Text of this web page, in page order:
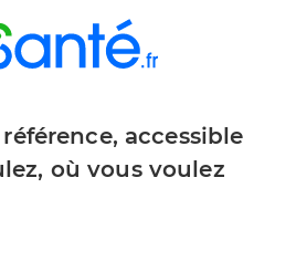
accessible
où vous voulez